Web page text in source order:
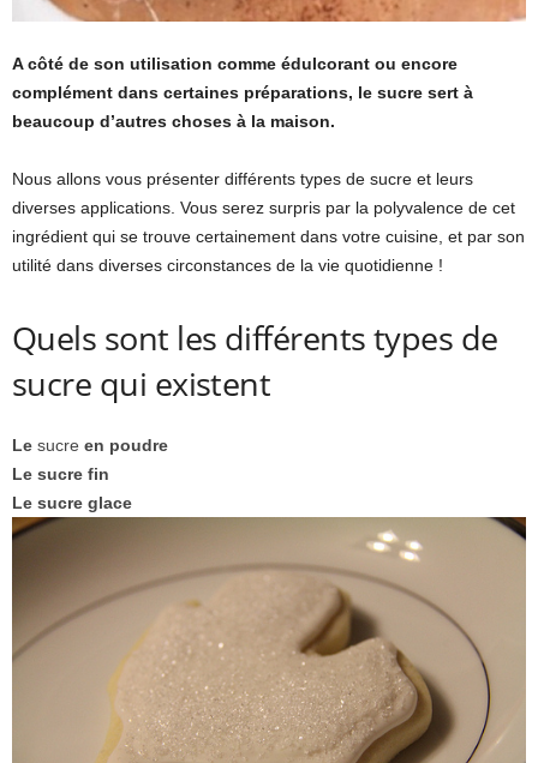
A côté de son utilisation comme édulcorant ou encore
complément dans certaines préparations, le sucre sert à
beaucoup d’autres choses à la maison.
Nous allons vous présenter différents types de sucre et leurs
diverses applications. Vous serez surpris par la polyvalence de cet
ingrédient qui se trouve certainement dans votre cuisine, et par son
utilité dans diverses circonstances de la vie quotidienne !
Quels sont les différents types de
sucre qui existent
Le sucre en poudre
Le sucre fin
Le sucre glace